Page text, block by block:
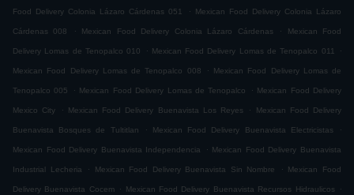
Food Delivery Colonia Lázaro Cárdenas 051 . Mexican Food Delivery Colonia Lázaro
Cárdenas 008 . Mexican Food Delivery Colonia Lázaro Cárdenas . Mexican Food
Delivery Lomas de Tenopalco 010 . Mexican Food Delivery Lomas de Tenopalco 011 .
Mexican Food Delivery Lomas de Tenopalco 008 . Mexican Food Delivery Lomas de
Tenopalco 005 . Mexican Food Delivery Lomas de Tenopalco . Mexican Food Delivery
Mexico City . Mexican Food Delivery Buenavista Los Reyes . Mexican Food Delivery
Buenavista Bosques de Tultitlan . Mexican Food Delivery Buenavista Electricistas .
Mexican Food Delivery Buenavista Independencia . Mexican Food Delivery Buenavista
Industrial Lecheria . Mexican Food Delivery Buenavista Sin Nombre . Mexican Food
Delivery Buenavista Cocem . Mexican Food Delivery Buenavista Recursos Hidraulicos .